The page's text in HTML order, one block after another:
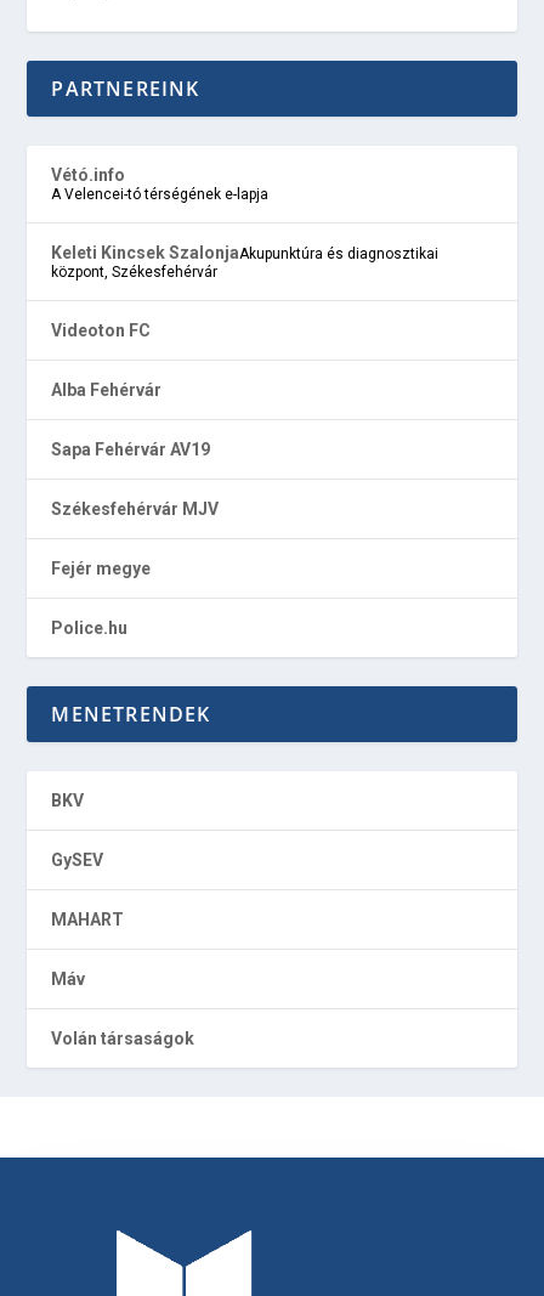
PARTNEREINK
Vétó.info
A Velencei-tó térségének e-lapja
Keleti Kincsek SzalonjaAkupunktúra és diagnosztikai
központ, Székesfehérvár
Videoton FC
Alba Fehérvár
Sapa Fehérvár AV19
Székesfehérvár MJV
Fejér megye
Police.hu
MENETRENDEK
BKV
GySEV
MAHART
Máv
Volán társaságok